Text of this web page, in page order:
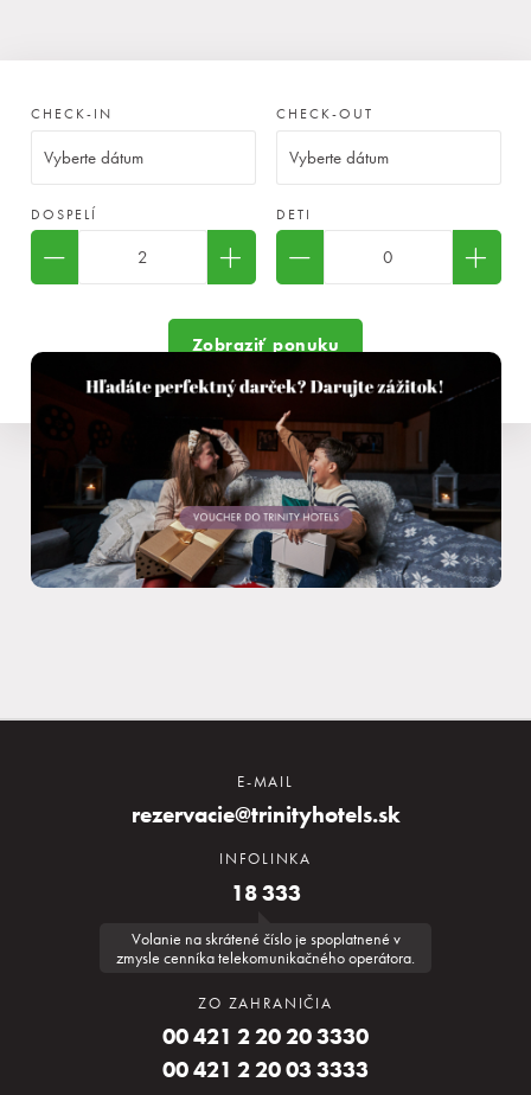
Rezervácia
Kongresy a firmy
CHECK-IN CHECK-OUT
DOSPELÍ DETI
E-MAIL
rezervacie@trinityhotels.sk
INFOLINKA
18 333
Volanie na skrátené číslo je spoplatnené v
zmysle cenníka telekomunikačného operátora.
ZO ZAHRANIČIA
00 421 2 20 20 3330
00 421 2 20 03 3333